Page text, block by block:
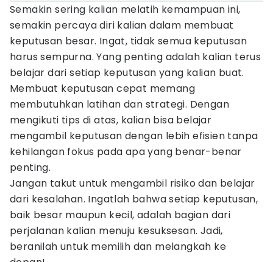
Semakin sering kalian melatih kemampuan ini,
semakin percaya diri kalian dalam membuat
keputusan besar. Ingat, tidak semua keputusan
harus sempurna. Yang penting adalah kalian terus
belajar dari setiap keputusan yang kalian buat.
Membuat keputusan cepat memang
membutuhkan latihan dan strategi. Dengan
mengikuti tips di atas, kalian bisa belajar
mengambil keputusan dengan lebih efisien tanpa
kehilangan fokus pada apa yang benar-benar
penting.
Jangan takut untuk mengambil risiko dan belajar
dari kesalahan. Ingatlah bahwa setiap keputusan,
baik besar maupun kecil, adalah bagian dari
perjalanan kalian menuju kesuksesan. Jadi,
beranilah untuk memilih dan melangkah ke